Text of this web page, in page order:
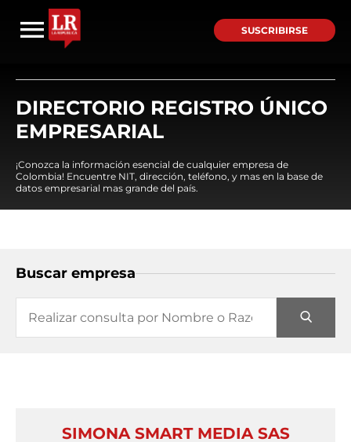
SUSCRIBIRSE
DIRECTORIO REGISTRO ÚNICO
EMPRESARIAL
¡Conozca la información esencial de cualquier empresa de
Colombia! Encuentre NIT, dirección, teléfono, y mas en la base de
datos empresarial mas grande del país.
Buscar empresa
SIMONA SMART MEDIA SAS